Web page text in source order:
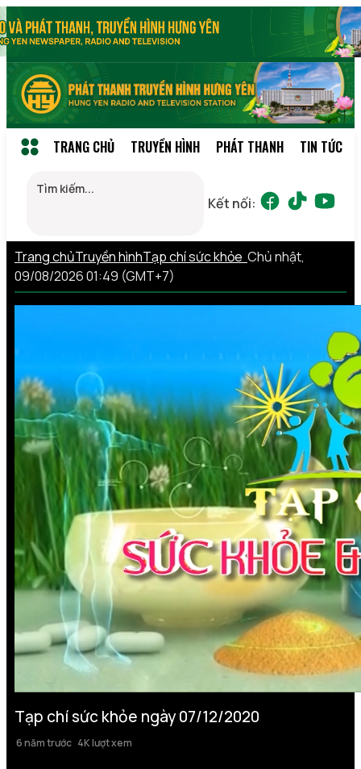
TRANG CHỦ TRUYỀN HÌNH PHÁT THANH TIN TỨC
Kết nối:
Trang chủTruyền hìnhTạp chí sức khỏe Chủ nhật,
09/08/2026 01:49 (GMT+7)
Tạp chí sức khỏe ngày 07/12/2020
6 năm trước 4K lượt xem